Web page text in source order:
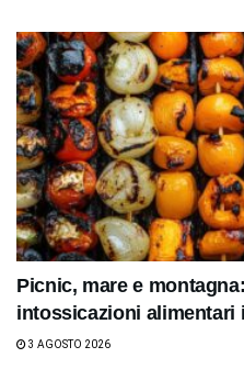
Picnic, mare e
intossicazioni alimentari
3 AGOSTO 2026